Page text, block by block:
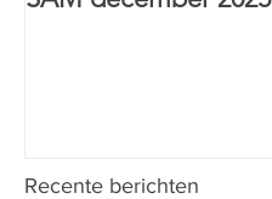
Recente berichten